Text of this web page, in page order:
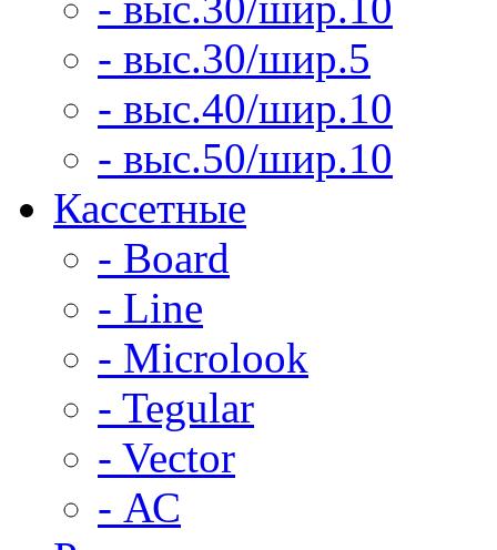
- выс.30/шир.5
- выс.40/шир.10
- выс.50/шир.10
Кассетные
- Board
- Line
- Microlook
- Tegular
- Vector
- АС